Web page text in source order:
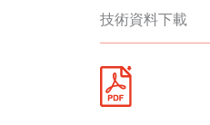
技術資料下載